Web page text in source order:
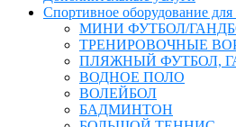
Спортивное оборудование
МИНИ ФУТБОЛ/
ТРЕНИРОВОЧНЫЕ
ПЛЯЖНЫЙ ФУТБОЛ,
ВОДНОЕ ПОЛО
ВОЛЕЙБОЛ
БАДМИНТОН